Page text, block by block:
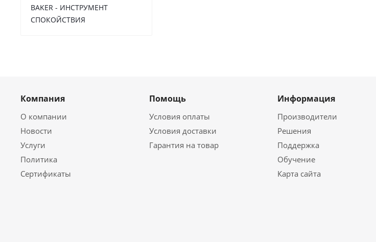
BAKER - ИНСТРУМЕНТ
СПОКОЙСТВИЯ
Компания
О компании
Новости
Услуги
Политика
Сертификаты
Помощь
Условия оплаты
Условия доставки
Гарантия на товар
Информация
Производители
Решения
Поддержка
Обучение
Карта сайта